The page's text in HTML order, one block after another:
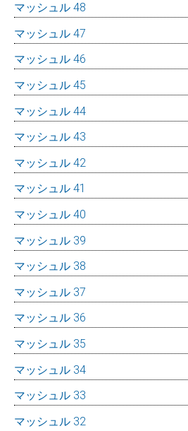
マッシュル 48
マッシュル 47
マッシュル 46
マッシュル 45
マッシュル 44
マッシュル 43
マッシュル 42
マッシュル 41
マッシュル 40
マッシュル 39
マッシュル 38
マッシュル 37
マッシュル 36
マッシュル 35
マッシュル 34
マッシュル 33
マッシュル 32